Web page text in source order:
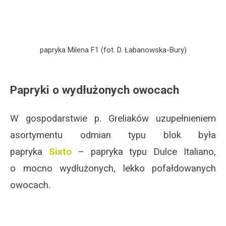
papryka Milena F1 (fot. D. Łabanowska-Bury)
Papryki o wydłużonych owocach
W gospodarstwie p. Greliaków uzupełnieniem
asortymentu odmian typu blok była
papryka Sixto– papryka typu Dulce Italiano,
o mocno wydłużonych, lekko pofałdowanych
owocach.